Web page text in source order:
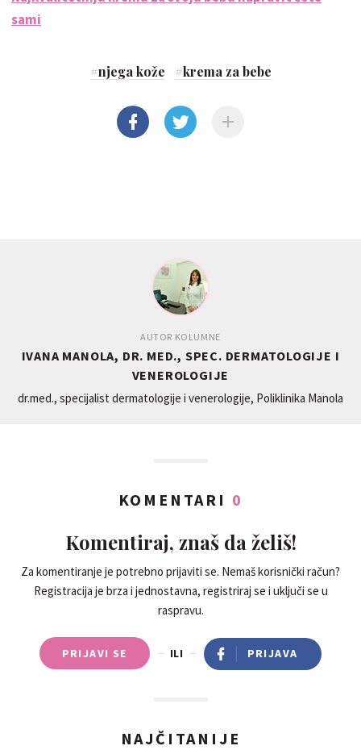
sami
#njega kože #krema za bebe
AUTOR KOLUMNE
IVANA MANOLA, DR. MED., SPEC. DERMATOLOGIJE I
VENEROLOGIJE
dr.med., specijalist dermatologije i venerologije, Poliklinika Manola
KOMENTARI 0
Komentiraj, znaš da želiš!
Za komentiranje je potrebno prijaviti se. Nemaš korisnički račun?
Registracija je brza i jednostavna, registriraj se i uključi se u
raspravu.
PRIJAVI SE ILI PRIJAVA
NAJČITANIJE